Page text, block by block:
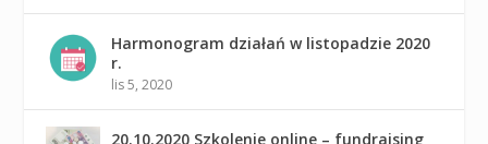
Harmonogram działań w listopadzie 2020
r.
lis 5, 2020
20.10.2020 Szkolenie online – fundraising